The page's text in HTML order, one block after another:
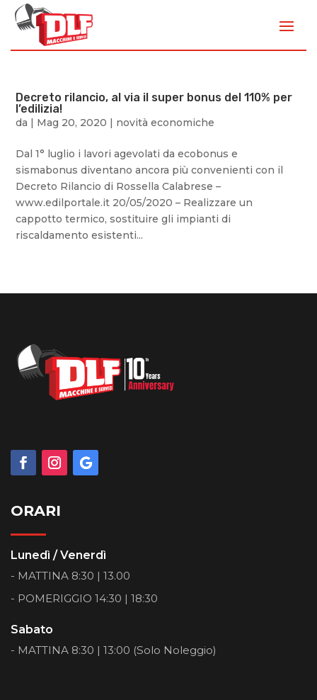
Decreto rilancio, al via il super bonus del 110% per
l’edilizia!
da | Mag 20, 2020 | novità economiche
Dal 1° luglio i lavori agevolati da ecobonus e
sismabonus diventano ancora più convenienti con il
Decreto Rilancio di Rossella Calabrese –
www.edilportale.it 20/05/2020 – Realizzare un
cappotto termico, sostituire gli impianti di
riscaldamento esistenti...
ORARI
Lunedì / Venerdì
- MATTINA 8:30 | 13.00
- POMERIGGIO 14:30 | 18:30
Sabato
- MATTINA 8:30 | 13:00 (Solo Noleggio)